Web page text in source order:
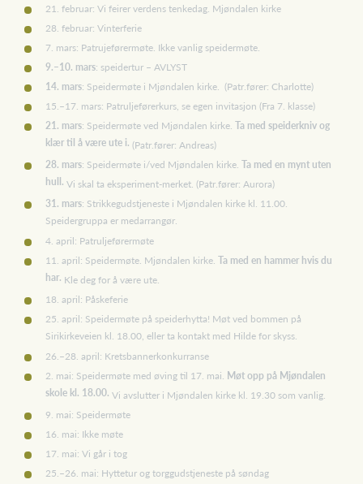
21. februar: Vi feirer verdens tenkedag. Mjøndalen kirke
28. februar: Vinterferie
7. mars: Patrujeførermøte. Ikke vanlig speidermøte.
9.–10. mars: speidertur – AVLYST
14. mars: Speidermøte i Mjøndalen kirke. (Patr.fører: Charlotte)
15.–17. mars: Patruljeførerkurs, se egen invitasjon (Fra 7. klasse)
21. mars: Speidermøte ved Mjøndalen kirke. Ta med speiderkniv og
klær til å være ute i. (Patr.fører: Andreas)
28. mars: Speidermøte i/ved Mjøndalen kirke. Ta med en mynt uten
hull. Vi skal ta eksperiment-merket. (Patr.fører: Aurora)
31. mars: Strikkegudstjeneste i Mjøndalen kirke kl. 11.00.
Speidergruppa er medarrangør.
4. april: Patruljeførermøte
11. april: Speidermøte. Mjøndalen kirke. Ta med en hammer hvis du
har. Kle deg for å være ute.
18. april: Påskeferie
25. april: Speidermøte på speiderhytta! Møt ved bommen på
Sirikirkeveien kl. 18.00, eller ta kontakt med Hilde for skyss.
26.–28. april: Kretsbannerkonkurranse
2. mai: Speidermøte med øving til 17. mai. Møt opp på Mjøndalen
skole kl. 18.00. Vi avslutter i Mjøndalen kirke kl. 19.30 som vanlig.
9. mai: Speidermøte
16. mai: Ikke møte
17. mai: Vi går i tog
25.–26. mai: Hyttetur og torggudstjeneste på søndag